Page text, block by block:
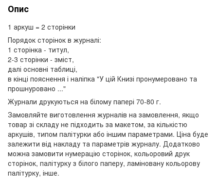
Опис
1 аркуш = 2 сторінки
Порядок сторінок в журналі:
1 сторінка - титул,
2-3 сторінки - зміст,
далі основні таблиці,
в кінці пояснення і наліпка "У цій Книзі пронумеровано та
прошнуровано ..."
Журнали друкуються на білому папері 70-80 г.
Замовляйте виготовлення журналів на замовлення, якщо
товар зі складу не підходить за макетом, за кількістю
аркушів, типом палітурки або іншим параметрами. Ціна буде
залежити від накладу та параметрів журналу. Додатково
можна замовити нумерацію сторінок, кольоровий друк
сторінок, палітурку з білого паперу, ламіновану кольорову
палітурку, інше.